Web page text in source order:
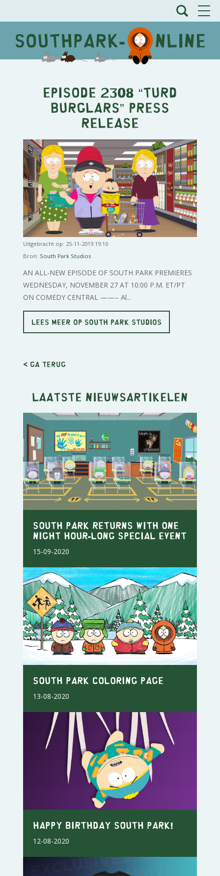
Episode 2308 “Turd
Burglars” Press
Release
Uitgebracht op: 25-11-2019 19:10
Bron: South Park Studios
AN ALL-NEW EPISODE OF SOUTH PARK PREMIERES
WEDNESDAY, NOVEMBER 27 AT 10:00 P.M. ET/PT
ON COMEDY CENTRAL ——– Al...
LEES MEER OP SOUTH PARK STUDIOS
< Ga terug
Laatste nieuwsartikelen
SOUTH PARK RETURNS WITH ONE
NIGHT HOUR-LONG SPECIAL EVENT
15-09-2020
South Park Coloring Page
13-08-2020
Happy Birthday South Park!
12-08-2020